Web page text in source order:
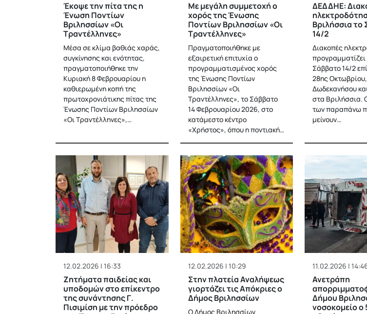
Έκοψε την πίτα της η
Ένωση Ποντίων
Βριλησσίων «Οι
Τραντέλληνες»
Μέσα σε κλίμα βαθιάς χαράς,
συγκίνησης και ενότητας,
πραγματοποιήθηκε την
Κυριακή 8 Φεβρουαρίου η
καθιερωμένη κοπή της
πρωτοχρονιάτικης πίτας της
Ένωσης Ποντίων Βριλησσίων
«Οι Τραντέλληνες»,…
Με μεγάλη συμμετοχή ο
χορός της Ένωσης
Ποντίων Βριλησσίων «Οι
Τραντέλληνες»
Πραγματοποιήθηκε με
εξαιρετική επιτυχία ο
προγραμματισμένος χορός
της Ένωσης Ποντίων
Βριλησσίων «Οι
Τραντέλληνες», το Σάββατο
14 Φεβρουαρίου 2026, στο
κατάμεστο κέντρο
«Χρήστος», όπου η ποντιακή…
ΔΕΔΔΗΕ:
Βριλήσσια το
14/2
Διακοπές
Σάββατο 14/2
28ης Οκτωβρίου,
Δωδεκανήσου
στα Βριλήσσια.
των παραπάνω
μείνουν…
12.02.2026 | 16:33
Ζητήματα παιδείας και
υποδομών στο επίκεντρο
της συνάντησης Γ.
Πισιμίση με την πρόεδρο
12.02.2026 | 10:29
Στην πλατεία Αναλήψεως
γιορτάζει τις Απόκριες ο
Δήμος Βριλησσίων
O Δήμος Βριλησσίων
11.02.2026 |
Ανετράπη
Δήμου
νοσοκομείο ο